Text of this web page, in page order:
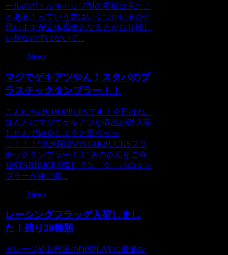
ールのボトルキャップ型の看板は見たこ
とある！っていう方はいくつかいるかと
思いますが立体看板となるとかなり珍し
い形なのではないで...
News
マジでゲキアツやん！スタバのプ
ラスチックタンブラー！！
こんにちはCHOPPERSです！今日はね、
ほんとにマジでゲキアツな商品が新入荷
したんで紹介しようと思うッッ
ッ！！！"北米限定のSTARBUCKSプラ
チックタンブラー！！"あのみんなご存
知STARBUCKS略してス タ バのタン
ブラーが遂に新...
News
レーシングフラッグ入荷しまし
た！残り30種類
ガレージやお部屋のDISPLAYに最適な